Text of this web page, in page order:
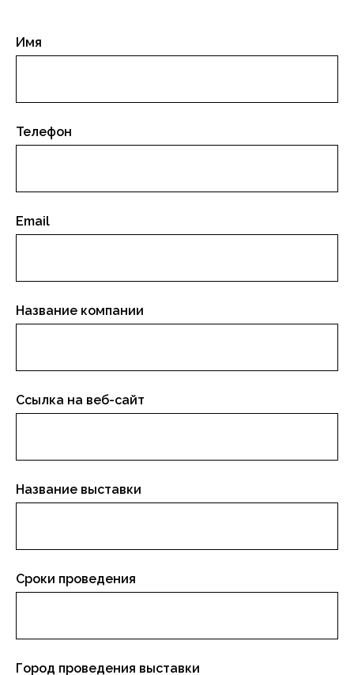
Имя
Телефон
Email
Название компании
Ссылка на веб-сайт
Название выставки
Сроки проведения
Город проведения выставки